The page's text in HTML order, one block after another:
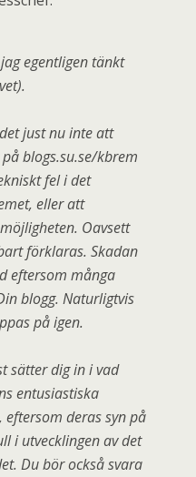
egentligen tänkt
just nu inte att
blogs.su.se/kbrem
fel i det
eller att
Oavsett
förklaras. Skadan
eftersom många
blogg. Naturligtvis
på igen.
sätter dig in i vad
entusiastiska
deras syn på
i utvecklingen av det
Du bör också svara